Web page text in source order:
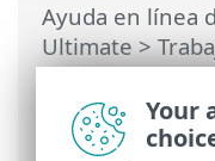
Ayuda en línea
Ultimate>
Ultimate>
la red>
de la red >
Your